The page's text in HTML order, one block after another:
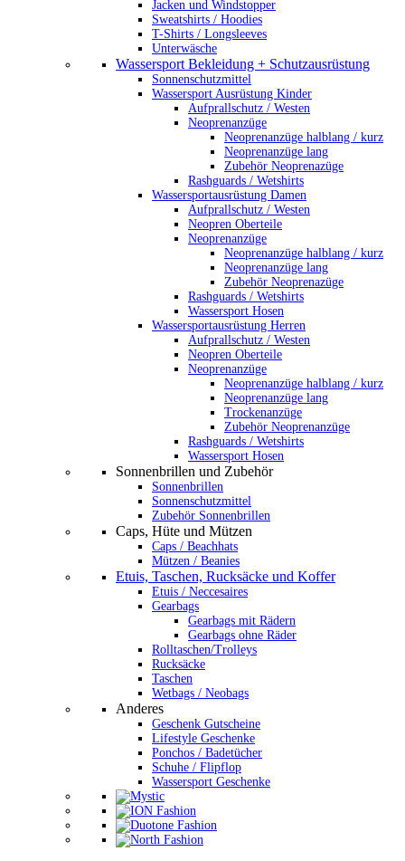
Jacken und Windstopper
Sweatshirts / Hoodies
T-Shirts / Longsleeves
Unterwäsche
Wassersport Bekleidung + Schutzausrüstung
Sonnenschutzmittel
Wassersport Ausrüstung Kinder
Aufprallschutz / Westen
Neoprenanzüge
Neoprenanzüge halblang / kurz
Neoprenanzüge lang
Zubehör Neoprenazüge
Rashguards / Wetshirts
Wassersportausrüstung Damen
Aufprallschutz / Westen
Neopren Oberteile
Neoprenanzüge
Neoprenanzüge halblang / kurz
Neoprenanzüge lang
Zubehör Neoprenazüge
Rashguards / Wetshirts
Wassersport Hosen
Wassersportausrüstung Herren
Aufprallschutz / Westen
Neopren Oberteile
Neoprenanzüge
Neoprenanzüge halblang / kurz
Neoprenanzüge lang
Trockenanzüge
Zubehör Neoprenanzüge
Rashguards / Wetshirts
Wassersport Hosen
Sonnenbrillen und Zubehör
Sonnenbrillen
Sonnenschutzmittel
Zubehör Sonnenbrillen
Caps, Hüte und Mützen
Caps / Beachhats
Mützen / Beanies
Etuis, Taschen, Rucksäcke und Koffer
Etuis / Neccesaires
Gearbags
Gearbags mit Rädern
Gearbags ohne Räder
Rolltaschen/Trolleys
Rucksäcke
Taschen
Wetbags / Neobags
Anderes
Geschenk Gutscheine
Lifestyle Geschenke
Ponchos / Badetücher
Schuhe / Flipflop
Wassersport Geschenke